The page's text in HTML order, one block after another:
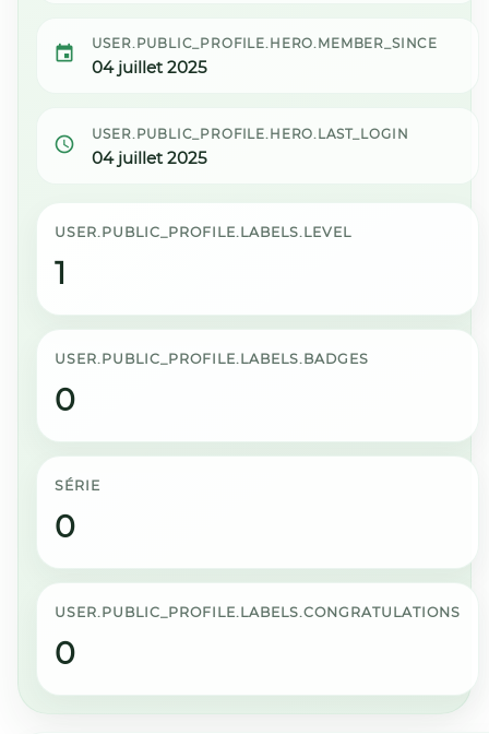
USER.PUBLIC_PROFILE.HERO.MEMBER_SINCE
04 juillet 2025
USER.PUBLIC_PROFILE.HERO.LAST_LOGIN
04 juillet 2025
USER.PUBLIC_PROFILE.LABELS.LEVEL
1
USER.PUBLIC_PROFILE.LABELS.BADGES
0
SÉRIE
0
USER.PUBLIC_PROFILE.LABELS.CONGRATULATIONS
0